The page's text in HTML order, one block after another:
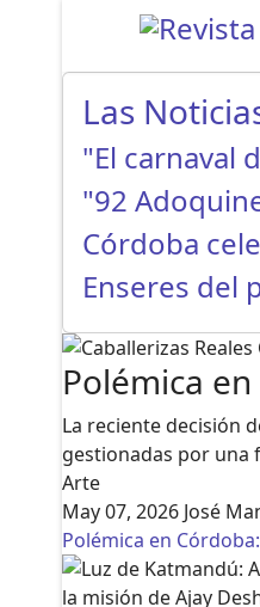
Las
"El carnaval
"92
Córdoba
Enseres del
Polémica
La reciente decisión
gestionadas por una
Arte
May 07, 2026 José
Polémica en